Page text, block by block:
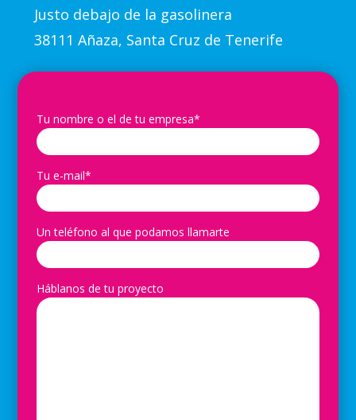
Justo debajo de la gasolinera
38111 Añaza, Santa Cruz de Tenerife
Tu nombre o el de tu empresa*
Tu e-mail*
Un teléfono al que podamos llamarte
Háblanos de tu proyecto